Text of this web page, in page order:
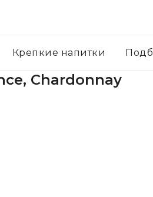
Крепкие напитки
Chardonnay